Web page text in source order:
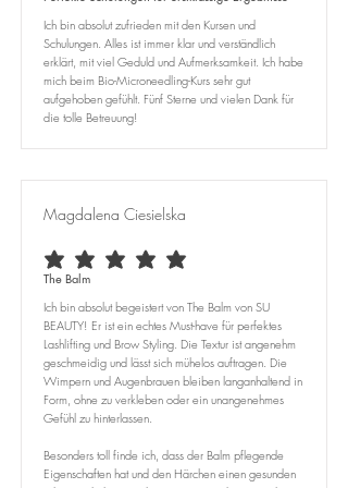
Ich bin absolut zufrieden mit den Kursen und
Schulungen. Alles ist immer klar und verständlich
erklärt, mit viel Geduld und Aufmerksamkeit. Ich habe
mich beim Bio-Microneedling-Kurs sehr gut
aufgehoben gefühlt. Fünf Sterne und vielen Dank für
die tolle Betreuung!
Magdalena Ciesielska
average rating is 5 out of 5
The Balm
Ich bin absolut begeistert von The Balm von SU
BEAUTY! Er ist ein echtes Must-have für perfektes
Lashlifting und Brow Styling. Die Textur ist angenehm
geschmeidig und lässt sich mühelos auftragen. Die
Wimpern und Augenbrauen bleiben langanhaltend in
Form, ohne zu verkleben oder ein unangenehmes
Gefühl zu hinterlassen.
Besonders toll finde ich, dass der Balm pflegende
Eigenschaften hat und den Härchen einen gesunden